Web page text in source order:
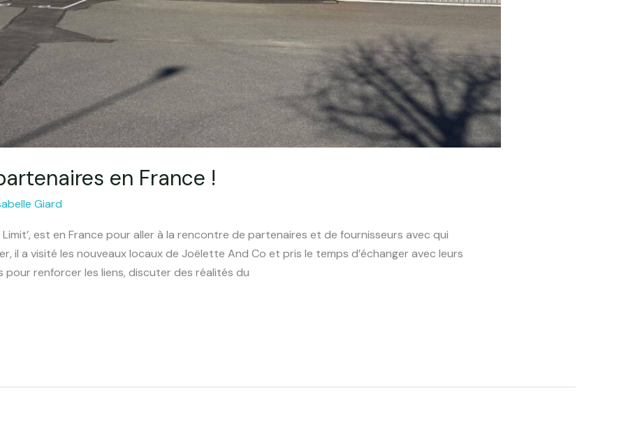
en France !
Giard
est en France pour aller à la rencontre de partenaires et de fournisseurs avec qui
il a visité les nouveaux locaux de Joëlette And Co et pris le temps d’échanger avec leurs
renforcer les liens, discuter des réalités du